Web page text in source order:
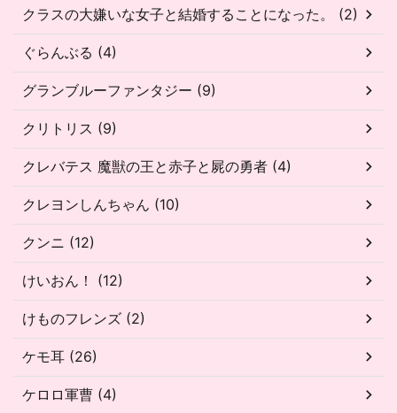
クラスの大嫌いな女子と結婚することになった。 (2)
ぐらんぶる (4)
グランブルーファンタジー (9)
クリトリス (9)
クレバテス 魔獣の王と赤子と屍の勇者 (4)
クレヨンしんちゃん (10)
クンニ (12)
けいおん！ (12)
けものフレンズ (2)
ケモ耳 (26)
ケロロ軍曹 (4)